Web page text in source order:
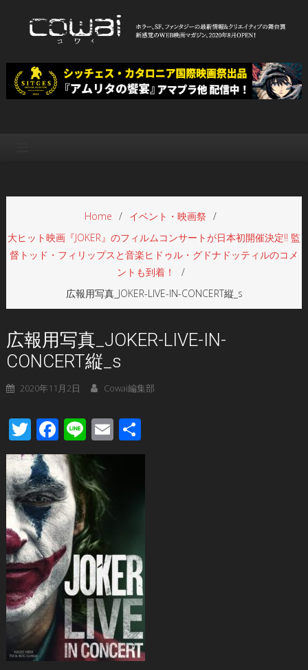
WEB映画マガジン「cowai コ
ワイ」
Home
イベント・映画祭
大ヒット映画『JOKER』のフィルムコンサートが日本初開催決定!! 監
督トッド・フィリップスと音楽ヒドゥル・グドナドッティルのコメ
ントも到着！
広報用写真_JOKER-LIVE-IN-CONCERT縦_s
広報用写真_JOKER-LIVE-IN-
CONCERT縦_s
2020年11月2日 Cowai編集部
Twitter
Facebook
LineEmail
有